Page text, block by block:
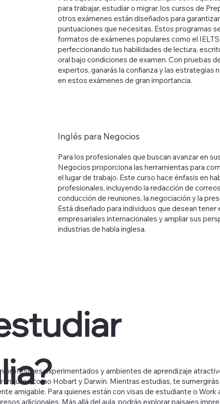
para trabajar, estudiar o migrar, los cursos de
otros exámenes están diseñados para
puntuaciones que necesitas. Estos programas
formatos de exámenes populares como el
perfeccionando tus habilidades de lectura,
oral bajo condiciones de examen. Con pruebas
expertos, ganarás la confianza y las estrategias
en estos exámenes de gran importancia.
Inglés para Negocios
Para los profesionales que buscan avanzar en
Negocios proporciona las herramientas para
el lugar de trabajo. Este curso hace énfasis en
profesionales, incluyendo la redacción de
conducción de reuniones, la negociación y la
Está diseñado para individuos que desean tener
empresariales internacionales y ampliar sus
industrias de habla inglesa.
profesores experimentados y ambientes de aprendizaje
como Hobart y Darwin. Mientras estudias, te
amigable. Para quienes están con visas de estudiante o Work
adicionales. Más allá del aula, podrás explorar paisajes